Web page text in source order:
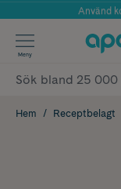
Använd
Meny
Hem Receptbelagt